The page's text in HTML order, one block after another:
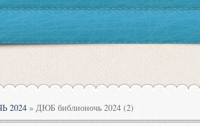
2024 » ДЮБ библионочь 2024 (2)